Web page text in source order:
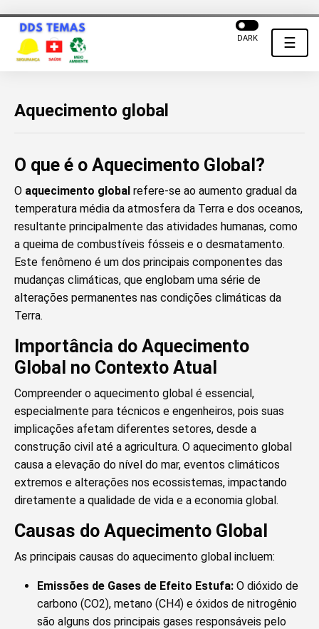
☰
DARK
Aquecimento global
O que é o Aquecimento Global?
O aquecimento global refere-se ao aumento gradual da
temperatura média da atmosfera da Terra e dos oceanos,
resultante principalmente das atividades humanas, como
a queima de combustíveis fósseis e o desmatamento.
Este fenômeno é um dos principais componentes das
mudanças climáticas, que englobam uma série de
alterações permanentes nas condições climáticas da
Terra.
Importância do Aquecimento
Global no Contexto Atual
Compreender o aquecimento global é essencial,
especialmente para técnicos e engenheiros, pois suas
implicações afetam diferentes setores, desde a
construção civil até a agricultura. O aquecimento global
causa a elevação do nível do mar, eventos climáticos
extremos e alterações nos ecossistemas, impactando
diretamente a qualidade de vida e a economia global.
Causas do Aquecimento Global
As principais causas do aquecimento global incluem:
Emissões de Gases de Efeito Estufa: O dióxido de
carbono (CO2), metano (CH4) e óxidos de nitrogênio
são alguns dos principais gases responsáveis pelo